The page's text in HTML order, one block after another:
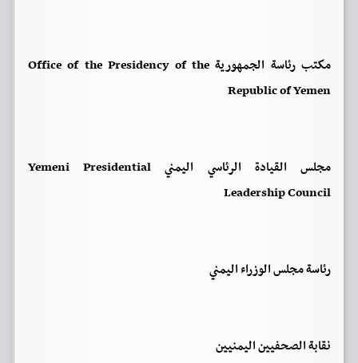
مكتب رئاسة الجمهورية Office of the Presidency of the
Republic of Yemen
مجلس القيادة الرئاسي اليمني Yemeni Presidential
Leadership Council
رئاسة مجلس الوزراء اليمني
نقابة الصحفيين اليمنيين